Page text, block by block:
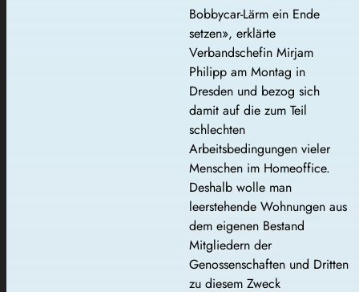
Bobbycar-Lärm ein Ende
setzen», erklärte
Verbandschefin Mirjam
Philipp am Montag in
Dresden und bezog sich
damit auf die zum Teil
schlechten
Arbeitsbedingungen vieler
Menschen im Homeoffice.
Deshalb wolle man
leerstehende Wohnungen aus
dem eigenen Bestand
Mitgliedern der
Genossenschaften und Dritten
zu diesem Zweck